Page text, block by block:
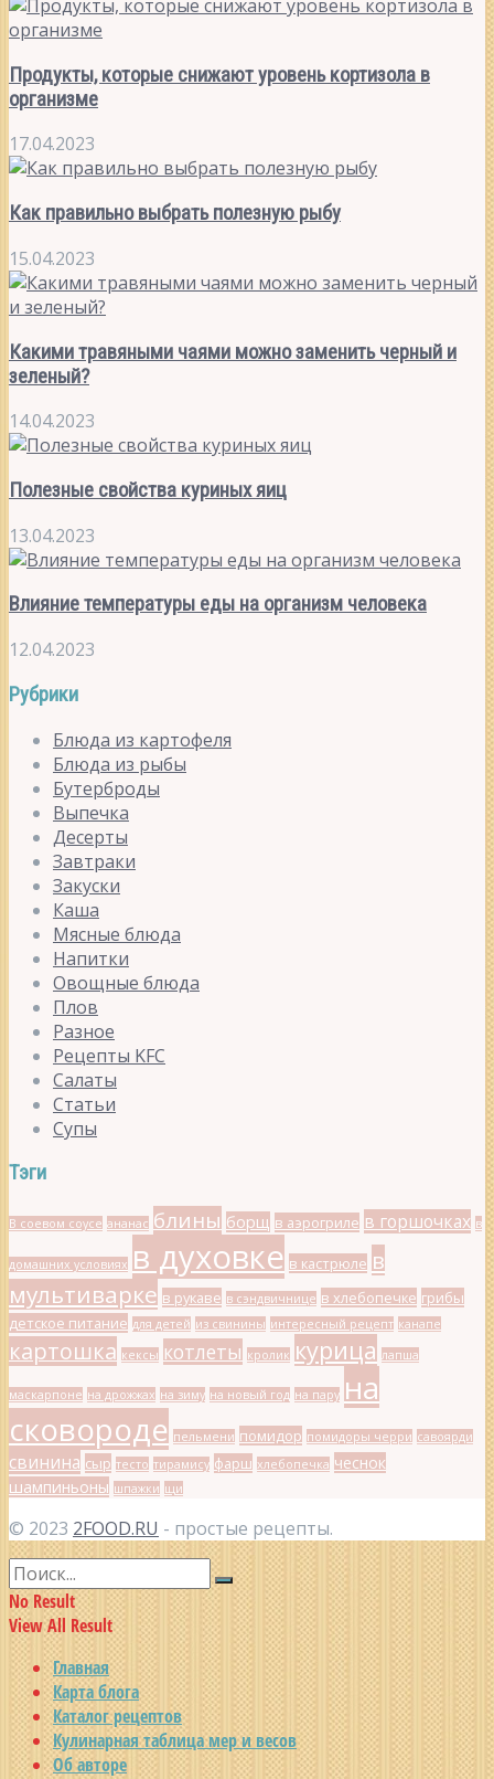
Продукты, которые снижают уровень кортизола в
организме
17.04.2023
Как правильно выбрать полезную рыбу
15.04.2023
Какими травяными чаями можно заменить черный и
зеленый?
14.04.2023
Полезные свойства куриных яиц
13.04.2023
Влияние температуры еды на организм человека
12.04.2023
Рубрики
Блюда из картофеля
Блюда из рыбы
Бутерброды
Выпечка
Десерты
Завтраки
Закуски
Каша
Мясные блюда
Напитки
Овощные блюда
Плов
Разное
Рецепты KFC
Салаты
Статьи
Супы
Тэги
В соевом соусе ананас блины борщ в аэрогриле в горшочках в
домашних условиях в духовке в кастрюле в
мультиварке в рукаве в сэндвичнице в хлебопечке грибы
детское питание для детей из свинины интересный рецепт канапе
картошка кексы котлеты кролик курица лапша
маскарпоне на дрожжах на зиму на новый год на пару на
сковороде пельмени помидор помидоры черри савоярди
свинина сыр тесто тирамису фарш хлебопечка чеснок
шампиньоны шпажки щи
© 2023 2FOOD.RU - простые рецепты.
No Result
View All Result
Главная
Карта блога
Каталог рецептов
Кулинарная таблица мер и весов
Об авторе